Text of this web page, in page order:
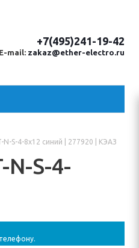
+7(495)241-19-42
E-mail: zakaz@ether-electro.ru
S-4-8х12 синий | 277920 | КЭАЗ
S-4-